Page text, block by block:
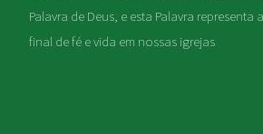
Palavra de Deus, e esta Palavra representa
final de fé e vida em nossas igrejas